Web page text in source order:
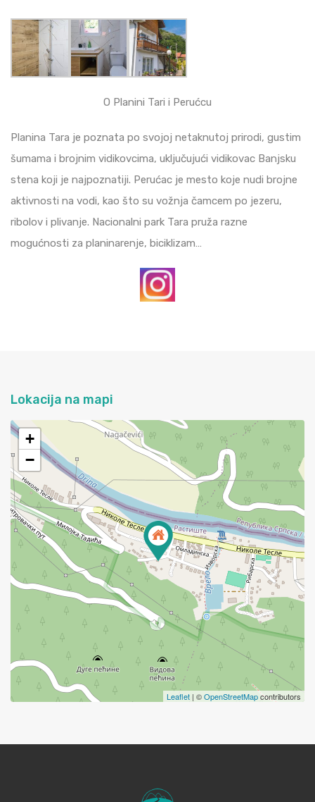
O Planini Tari i Perućcu
Planina Tara je poznata po svojoj netaknutoj prirodi, gustim
šumama i brojnim vidikovcima, uključujući vidikovac Banjsku
stena koji je najpoznatiji. Perućac je mesto koje nudi brojne
aktivnosti na vodi, kao što su vožnja čamcem po jezeru,
ribolov i plivanje. Nacionalni park Tara pruža razne
mogućnosti za planinarenje, biciklizam…
Lokacija na mapi
+
−
Leaflet | ©OpenStreetMapcontributors